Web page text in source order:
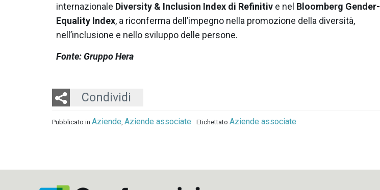
internazionale Diversity & Inclusion Index di Refinitiv e nel Bloomberg Gender-
Equality Index, a riconferma dell’impegno nella promozione della diversità,
nell’inclusione e nello sviluppo delle persone.
Fonte: Gruppo Hera
Condividi
Twitter
LinkedIn
Email
Pubblicato in Aziende, Aziende associate Etichettato Aziende associate